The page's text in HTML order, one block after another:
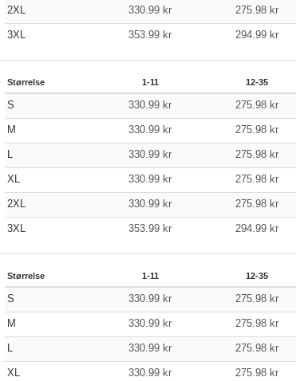
2XL 330.99 kr 275.98 kr
3XL 353.99 kr 294.99 kr
Størrelse 1-11 12-35
S 330.99 kr 275.98 kr
M 330.99 kr 275.98 kr
330.99 kr 275.98 kr
XL 330.99 kr 275.98 kr
2XL 330.99 kr 275.98 kr
3XL 353.99 kr 294.99 kr
Størrelse 1-11 12-35
S 330.99 kr 275.98 kr
M 330.99 kr 275.98 kr
330.99 kr 275.98 kr
XL 330.99 kr 275.98 kr